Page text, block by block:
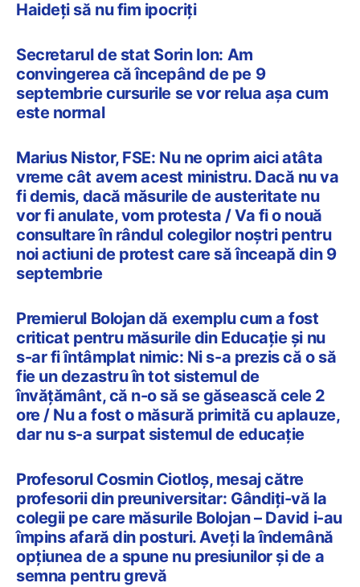
Haideți să nu fim ipocriți
Secretarul de stat Sorin Ion: Am
convingerea că începând de pe 9
septembrie cursurile se vor relua așa cum
este normal
Marius Nistor, FSE: Nu ne oprim aici atâta
vreme cât avem acest ministru. Dacă nu va
fi demis, dacă măsurile de austeritate nu
vor fi anulate, vom protesta / Va fi o nouă
consultare în rândul colegilor noștri pentru
noi actiuni de protest care să înceapă din 9
septembrie
Premierul Bolojan dă exemplu cum a fost
criticat pentru măsurile din Educație și nu
s-ar fi întâmplat nimic: Ni s-a prezis că o să
fie un dezastru în tot sistemul de
învățământ, că n-o să se găsească cele 2
ore / Nu a fost o măsură primită cu aplauze,
dar nu s-a surpat sistemul de educație
Profesorul Cosmin Ciotloș, mesaj către
profesorii din preuniversitar: Gândiți-vă la
colegii pe care măsurile Bolojan – David i-au
împins afară din posturi. Aveți la îndemână
opțiunea de a spune nu presiunilor și de a
semna pentru grevă